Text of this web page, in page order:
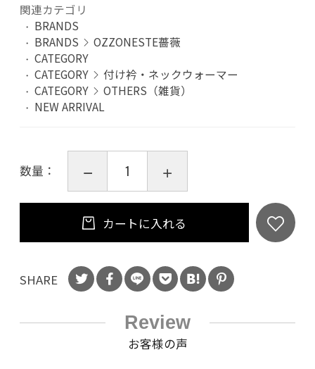
関連カテゴリ
BRANDS
BRANDS
OZZONESTE薔薇
CATEGORY
CATEGORY
付け衿・ネックウォーマー
CATEGORY
OTHERS（雑貨）
NEW ARRIVAL
数量：
カートに入れる
SHARE
Review
お客様の声